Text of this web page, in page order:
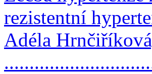
rezistentní
Adéla